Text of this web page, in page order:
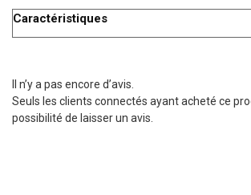
Caractéristiques
Il n’y a pas encore d’avis.
Seuls les clients connectés ayant acheté ce
possibilité de laisser un avis.